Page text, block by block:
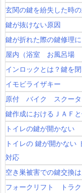
1.
5.
5.
群
馬
県
伊
勢
崎
市
住
宅
開
け
玄関の鍵を紛失した時
鍵が抜けない原因
鍵が折れた際の鍵修理
屋内（浴室 お風呂場
インロックとは？鍵を
イモビライザキー
原付 バイク スクータ
鍵作成におけるＪＡＦ
トイレの鍵が開かない
トイレの 鍵が開かない
対応
空き巣被害での鍵交換
フォークリフト トラ